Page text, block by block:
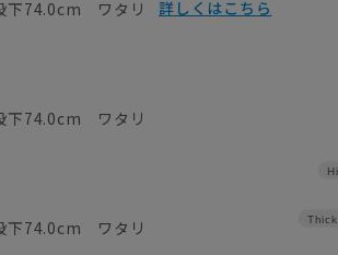
下74.0cm ワタリ
下74.0cm ワタリ
下74.0cm ワタリ
詳しくはこちら